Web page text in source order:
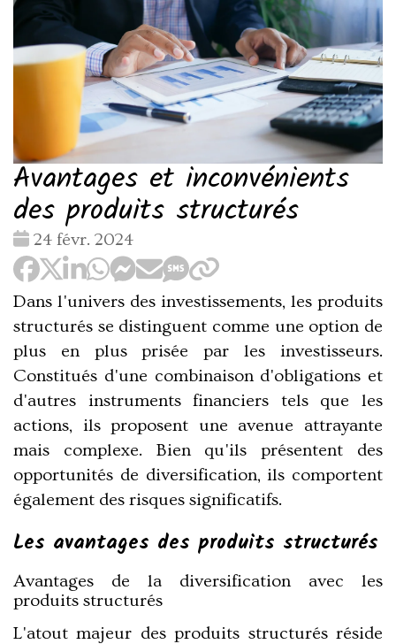
Avantages et inconvénients
des produits structurés
Date
:
24 févr. 2024
Dans l'univers des investissements, les produits
structurés se distinguent comme une option de
plus en plus prisée par les investisseurs.
Constitués d'une combinaison d'obligations et
d'autres instruments financiers tels que les
actions, ils proposent une avenue attrayante
mais complexe. Bien qu'ils présentent des
opportunités de diversification, ils comportent
également des risques significatifs.
Les avantages des produits structurés
Avantages de la diversification avec les
produits structurés
L'atout majeur des produits structurés réside